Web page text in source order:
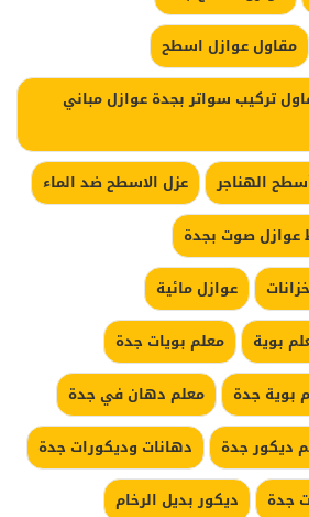
مقاول عوازل اسطح
تركيب سواتر بجدة عوازل مباني
الهناجر
عزل الاسطح ضد الماء
عوازل صوت بجدة
عوازل مائية
بوية
معلم بويات جدة
بوية جدة
معلم دهان في جدة
ديكور جدة
دهانات وديكورات جدة
جدة
ديكور بديل الرخام